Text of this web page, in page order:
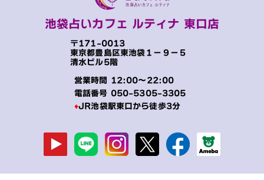
池袋占いカフェ ルティナ 東口店
〒171-0013
東京都豊島区東池袋１−９−５
清水ビル5階
営業時間 12:00～22:00
電話番号 050-5305-3305
♦JR池袋駅東口から徒歩3分